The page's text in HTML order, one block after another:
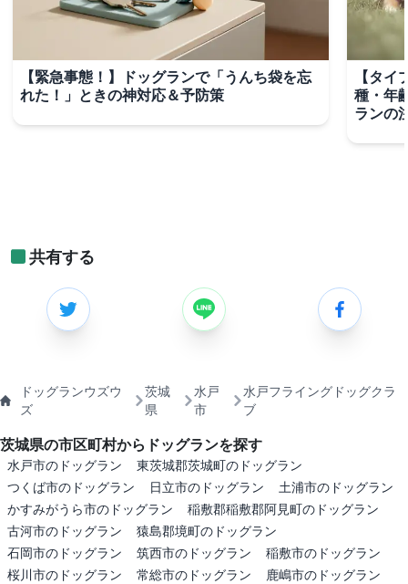
【緊急事態！】ドッグランで「うんち袋を忘
れた！」ときの神対応＆予防策
【タ
種・年
ランの
共有する
ドッグランウズウ
ズ
茨城
県
水戸
市
水戸フライングドッグクラ
ブ
茨城県の市区町村からドッグランを探す
水戸市のドッグラン
東茨城郡茨城町のドッグラン
つくば市のドッグラン
日立市のドッグラン
土浦市のドッグラン
かすみがうら市のドッグラン
稲敷郡稲敷郡阿見町のドッグラン
古河市のドッグラン
猿島郡境町のドッグラン
石岡市のドッグラン
筑西市のドッグラン
稲敷市のドッグラン
桜川市のドッグラン
常総市のドッグラン
鹿嶋市のドッグラン